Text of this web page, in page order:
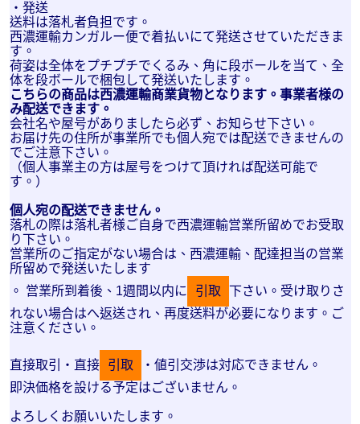
・発送
送料は落札者負担です。
西濃運輸カンガルー便で着払いにて発送させていただきま
す。
荷姿は全体をプチプチでくるみ、角に段ボールを当て、全
体を段ボールで梱包して発送いたします。
こちらの商品は西濃運輸商業貨物となります。事業者様の
み配送できます。
会社名や屋号がありましたら必ず、お知らせ下さい。
お届け先の住所が事業所でも個人宛では配送できませんの
でご注意下さい。
（個人事業主の方は屋号をつけて頂ければ配送可能で
す。）
個人宛の配送できません。
落札の際は落札者様ご自身で西濃運輸営業所留めでお受取
り下さい。
営業所のご指定がない場合は、西濃運輸、配達担当の営業
所留めで発送いたします
。 営業所到着後、1週間以内に
引取
下さい。受け取りさ
れない場合はへ返送され、再度送料が必要になります。ご
注意ください。
直接取引・直接 引取
・値引交渉は対応できません。
即決価格を設ける予定はございません。
よろしくお願いいたします。